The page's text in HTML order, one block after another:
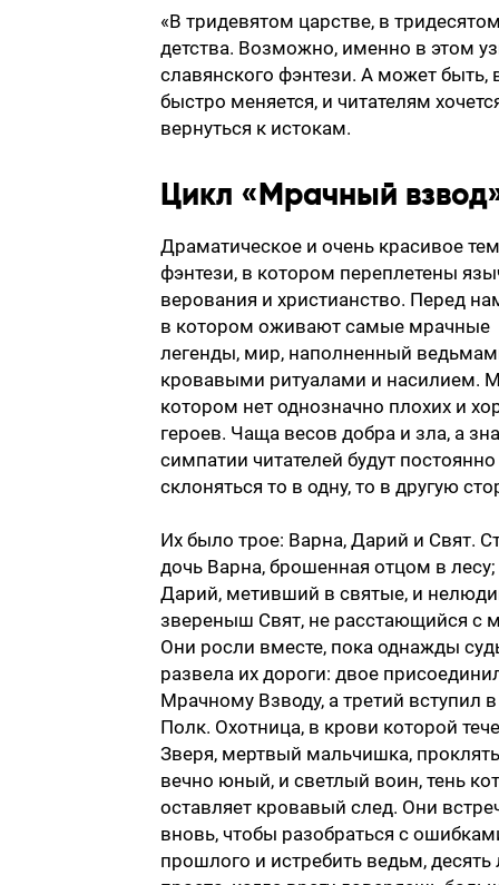
«В тридевятом царстве, в
детства. Возможно, именно в этом
славянского фэнтези. А может
быстро меняется, и читателям
вернуться к истокам.
Цикл «Мрачный
Драматическое и очень красивое
фэнтези, в котором переплетены
верования и христианство. Перед
в котором оживают самые мрачные
легенды, мир, наполненный
кровавыми ритуалами и насилием.
котором нет однозначно плохих и
героев. Чаща весов добра и зла, а
симпатии читателей будут постоянно
склоняться то в одну, то в другую
Их было трое: Варна, Дарий и Свят.
дочь Варна, брошенная отцом в лесу;
Дарий, метивший в святые, и
звереныш Свят, не расстающийся с
Они росли вместе, пока однажды
развела их дороги: двое
Мрачному Взводу, а третий вступил
Полк. Охотница, в крови которой
Зверя, мертвый мальчишка,
вечно юный, и светлый воин, тень
оставляет кровавый след. Они
вновь, чтобы разобраться с
прошлого и истребить ведьм,